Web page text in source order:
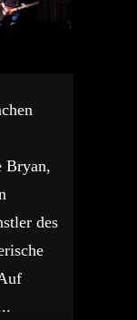
Bryan,
des